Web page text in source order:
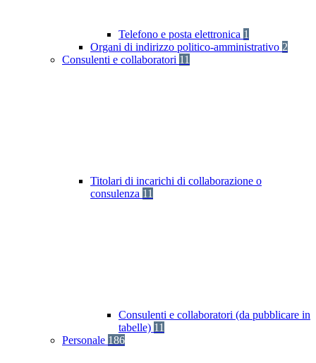
Telefono e posta elettronica 1
Organi di indirizzo politico-amministrativo 2
Consulenti e collaboratori 11
Titolari di incarichi di collaborazione o
consulenza 11
Consulenti e collaboratori (da pubblicare in
tabelle) 11
Personale 186